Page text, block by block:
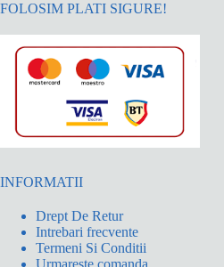
FOLOSIM PLATI SIGURE!
INFORMATII
Drept De Retur
Intrebari frecvente
Termeni Si Conditii